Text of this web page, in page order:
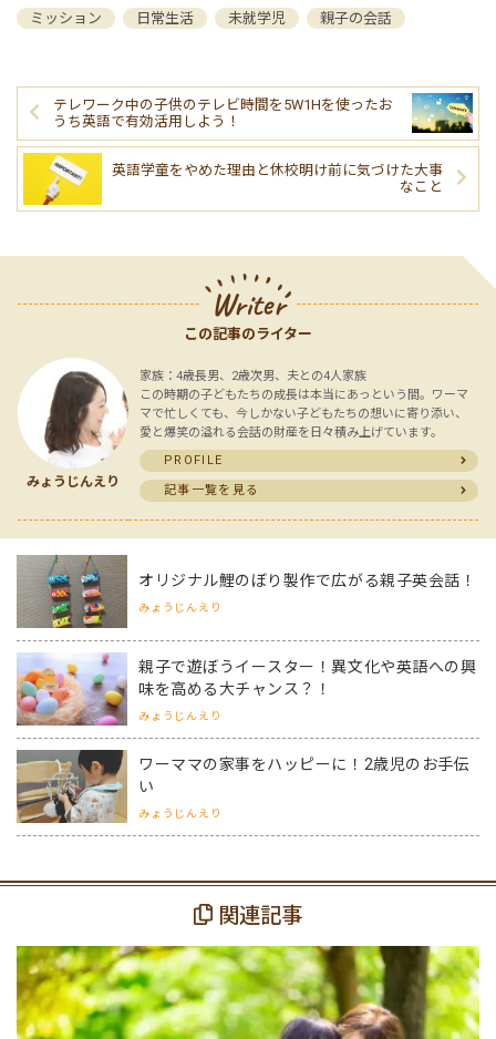
ミッション 日常生活 未就学児 親子の会話
テレワーク中の子供のテレビ時間を5W1Hを使ったお
うち英語で有効活用しよう！
英語学童をやめた理由と休校明け前に気づけた大事
なこと
Writer
この記事のライター
みょうじんえり
家族：4歳長男、2歳次男、夫との4人家族
この時期の子どもたちの成長は本当にあっという間。ワーマ
マで忙しくても、今しかない子どもたちの想いに寄り添い、
愛と爆笑の溢れる会話の財産を日々積み上げています。
PROFILE
記事一覧を見る
オリジナル鯉のぼり製作で広がる親子英会話！
みょうじんえり
親子で遊ぼうイースター！異文化や英語への興
味を高める大チャンス？！
みょうじんえり
ワーママの家事をハッピーに！2歳児のお手伝
い
みょうじんえり
関連記事